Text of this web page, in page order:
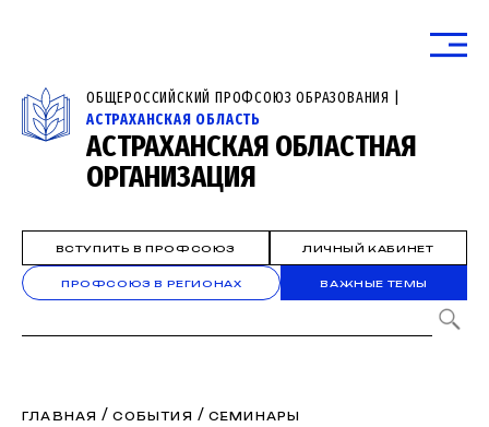
ОБЩЕРОССИЙСКИЙ ПРОФСОЮЗ ОБРАЗОВАНИЯ |
АСТРАХАНСКАЯ ОБЛАСТЬ
АСТРАХАНСКАЯ ОБЛАСТНАЯ
ОРГАНИЗАЦИЯ
ВСТУПИТЬ В ПРОФСОЮЗ ЛИЧНЫЙ КАБИНЕТ
ПРОФСОЮЗ В РЕГИОНАХ ВАЖНЫЕ ТЕМЫ
ГЛАВНАЯ /СОБЫТИЯ / СЕМИНАРЫ